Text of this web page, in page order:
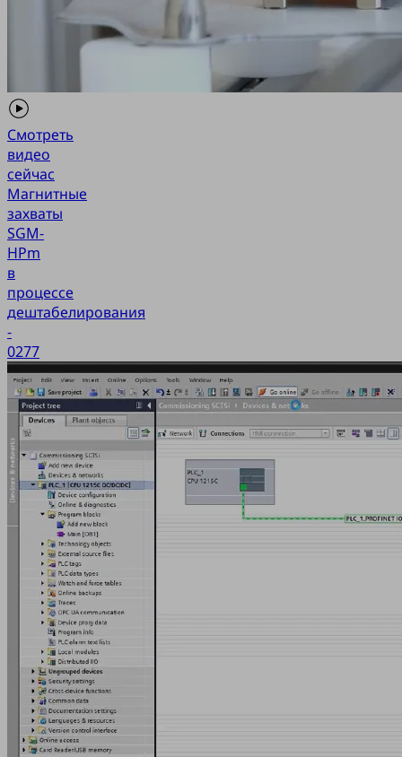
Смотреть
видео
сейчас
Магнитные
захваты
SGM-
HPm
в
процессе
дештабелирования
-
0277